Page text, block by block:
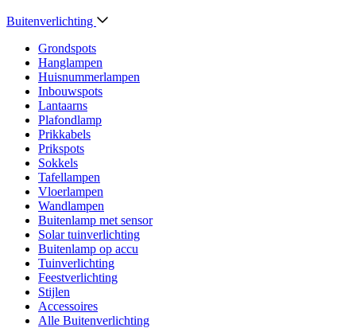
Buitenverlichting
Grondspots
Hanglampen
Huisnummerlampen
Inbouwspots
Lantaarns
Plafondlamp
Prikkabels
Prikspots
Sokkels
Tafellampen
Vloerlampen
Wandlampen
Buitenlamp met sensor
Solar tuinverlichting
Buitenlamp op accu
Tuinverlichting
Feestverlichting
Stijlen
Accessoires
Alle Buitenverlichting